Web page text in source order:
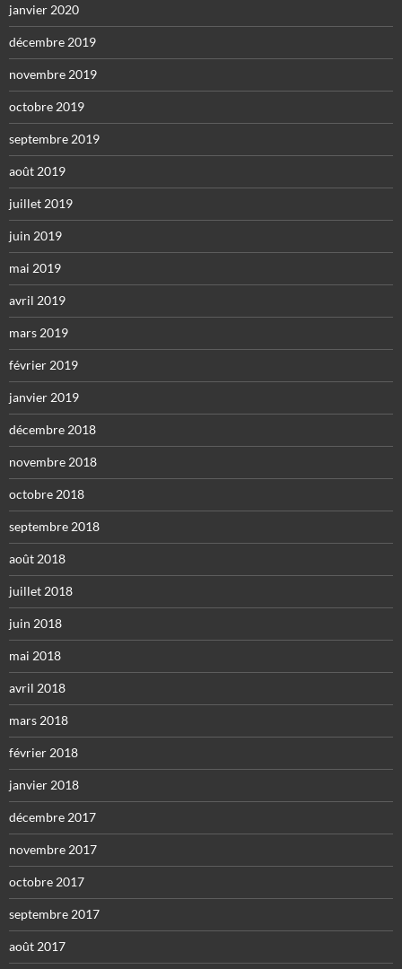
janvier 2020
décembre 2019
novembre 2019
octobre 2019
septembre 2019
août 2019
juillet 2019
juin 2019
mai 2019
avril 2019
mars 2019
février 2019
janvier 2019
décembre 2018
novembre 2018
octobre 2018
septembre 2018
août 2018
juillet 2018
juin 2018
mai 2018
avril 2018
mars 2018
février 2018
janvier 2018
décembre 2017
novembre 2017
octobre 2017
septembre 2017
août 2017